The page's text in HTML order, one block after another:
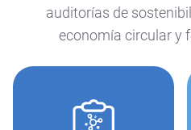
auditorías de
economía circular y